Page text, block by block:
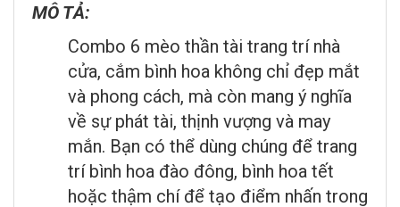
MÔ TẢ:
Combo 6 mèo thần tài trang trí nhà
cửa, cắm bình hoa không chỉ đẹp mắt
và phong cách, mà còn mang ý nghĩa
về sự phát tài, thịnh vượng và may
mắn. Bạn có thể dùng chúng để trang
trí bình hoa đào đông, bình hoa tết
hoặc thậm chí để tạo điểm nhấn trong